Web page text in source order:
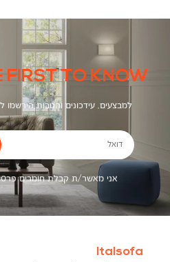
FIRST TO KNOW
למבצעים, עידכונים והטבות הירשמו
דואל
אני מאשר/ת קבלת חומרים
Italsofa